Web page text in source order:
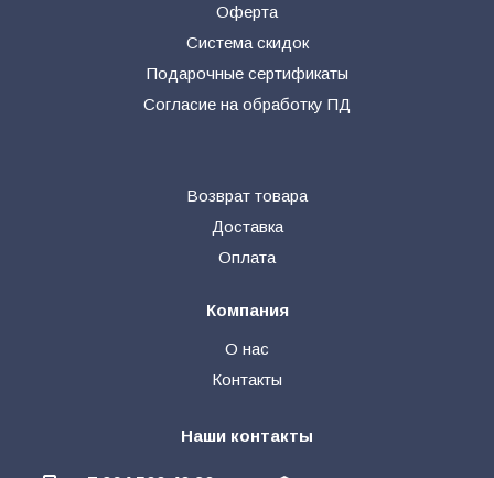
Оферта
Система скидок
Подарочные сертификаты
Согласие на обработку ПД
Возврат товара
Доставка
Оплата
Компания
О нас
Контакты
Наши контакты